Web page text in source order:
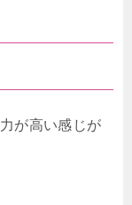
が高い感じが